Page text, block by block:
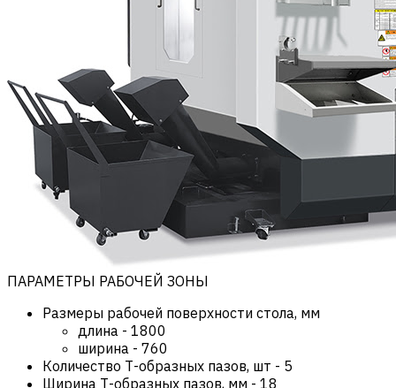
ПАРАМЕТРЫ РАБОЧЕЙ ЗОНЫ
Размеры рабочей поверхности стола, мм
длина - 1800
ширина - 760
Количество Т-образных пазов, шт - 5
Ширина Т-образных пазов, мм - 18